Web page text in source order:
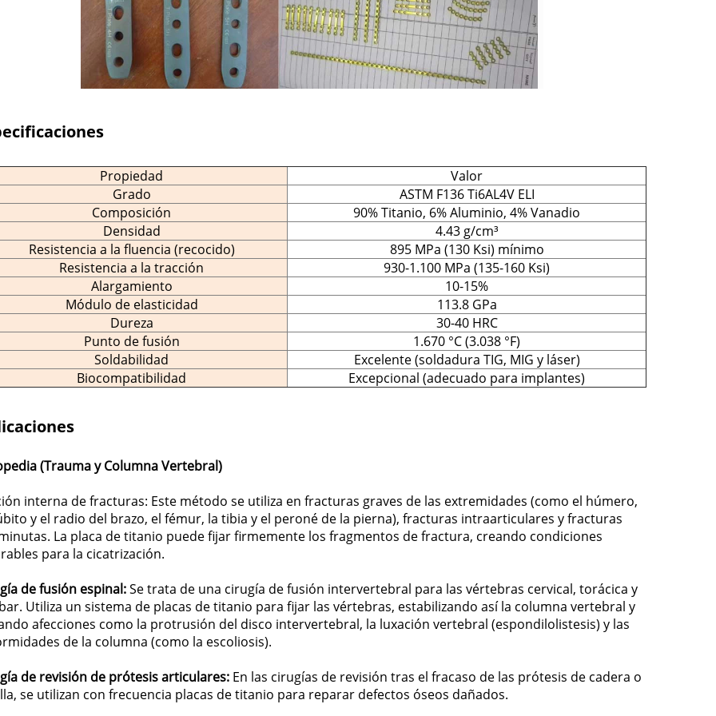
Propiedad
Valor
Grado
ASTM F136 Ti6AL4V ELI
Composición
90% Titanio, 6% Aluminio, 4% Vanadio
Densidad
4.43 g/cm³
Resistencia a la fluencia (recocido)
895 MPa (130 Ksi) mínimo
Resistencia a la tracción
930-1.100 MPa (135-160 Ksi)
Alargamiento
10-15%
Módulo de elasticidad
113.8 GPa
Dureza
30-40 HRC
Punto de fusión
1.670 °C (3.038 °F)
Soldabilidad
Excelente (soldadura TIG, MIG y láser)
Biocompatibilidad
Excepcional (adecuado para implantes)
(Trauma y Columna Vertebral)
interna de fracturas: Este método se utiliza en fracturas graves de las extremidades (como el húmero,
y el radio del brazo, el fémur, la tibia y el peroné de la pierna), fracturas intraarticulares y fracturas
La placa de titanio puede fijar firmemente los fragmentos de fractura, creando condiciones
para la cicatrización.
de fusión espinal:Se trata de una cirugía de fusión intervertebral para las vértebras cervical, torácica y
Utiliza un sistema de placas de titanio para fijar las vértebras, estabilizando así la columna vertebral y
afecciones como la protrusión del disco intervertebral, la luxación vertebral (espondilolistesis) y las
de la columna (como la escoliosis).
de revisión de prótesis articulares: En las cirugías de revisión tras el fracaso de las prótesis de cadera o
se utilizan con frecuencia placas de titanio para reparar defectos óseos dañados.